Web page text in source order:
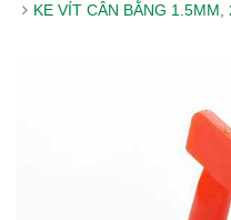
KE VÍT CÂN BẰNG 1.5MM,